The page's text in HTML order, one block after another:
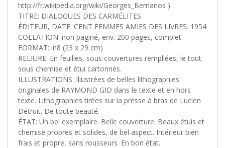
http://fr.wikipedia.org/wiki/Georges_Bernanos )
TITRE: DIALOGUES DES CARMÉLITES
ÉDITEUR, DATE: CENT FEMMES AMIES DES LIVRES. 1954
COLLATION: non paginé, env. 200 pages, complet
FORMAT: in8 (23 x 29 cm)
RELIURE: En feuilles, sous couvertures rempliées, le tout
sous chemise et étui cartonnés.
ILLUSTRATIONS: Illustrées de belles lithographies
originales de RAYMOND GID dans le texte et en hors
texte. Lithographies tirées sur la presse à bras de Lucien
Détruit. De toute beauté.
ÉTAT: Un bel exemplaire. Belle couverture. Beaux étuis et
chemise propres et solides, de bel aspect. Intérieur bien
frais et propre, sans rousseurs. En bon état.